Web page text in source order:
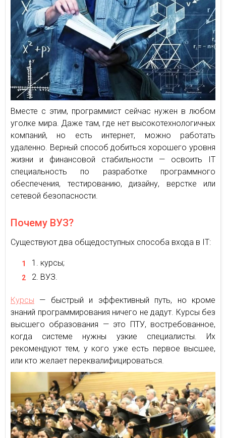
Вместе с этим, программист сейчас нужен в любом
уголке мира. Даже там, где нет высокотехнологичных
компаний, но есть интернет, можно работать
удаленно. Верный способ добиться хорошего уровня
жизни и финансовой стабильности — освоить IT
специальность по разработке программного
обеспечения, тестированию, дизайну, верстке или
сетевой безопасности.
Почему ВУЗ?
Существуют два общедоступных способа входа в IT:
курсы;
ВУЗ.
Курсы — быстрый и эффективный путь, но кроме
знаний программирования ничего не дадут. Курсы без
высшего образования — это ПТУ, востребованное,
когда системе нужны узкие специалисты. Их
рекомендуют тем, у кого уже есть первое высшее,
или кто желает переквалифицироваться.